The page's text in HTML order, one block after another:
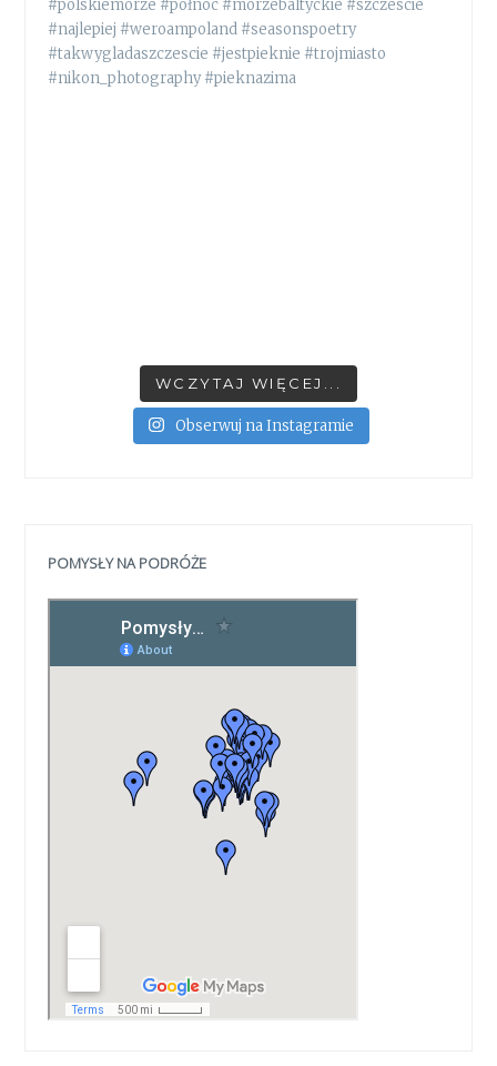
WCZYTAJ WIĘCEJ...
Obserwuj na Instagramie
POMYSŁY NA PODRÓŻE